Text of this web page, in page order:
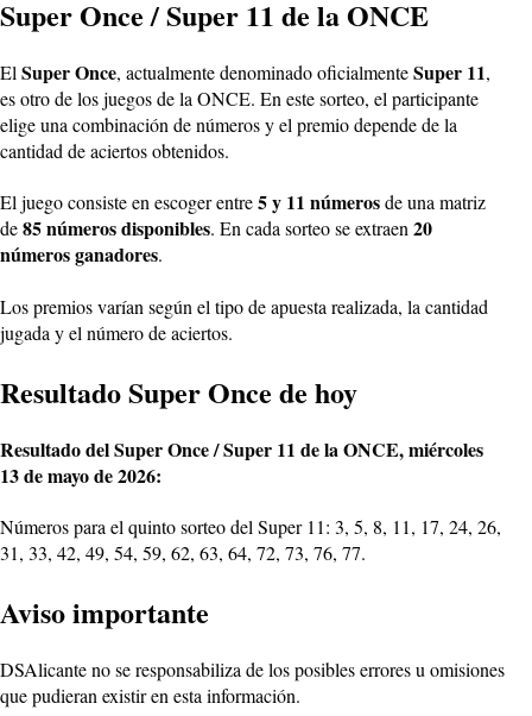
Super Once / Super 11 de la ONCE
El Super Once, actualmente denominado oficialmenteSuper 11,
es otro de los juegos de la ONCE. En este sorteo, el participante
elige una combinación de números y el premio depende de la
cantidad de aciertos obtenidos.
El juego consiste en escoger entre5 y 11 númerosde una matriz
de85 números disponibles. En cada sorteo se extraen20
números ganadores.
Los premios varían según el tipo de apuesta realizada, la cantidad
jugada y el número de aciertos.
Resultado Super Once de hoy
Resultado del Super Once / Super 11 de la ONCE, miércoles
13 de mayo de 2026:
Números para el quinto sorteo del Super 11: 3, 5, 8, 11, 17, 24, 26,
31, 33, 42, 49, 54, 59, 62, 63, 64, 72, 73, 76, 77.
Aviso importante
DSAlicante no se responsabiliza de los posibles errores u omisiones
que pudieran existir en esta información.